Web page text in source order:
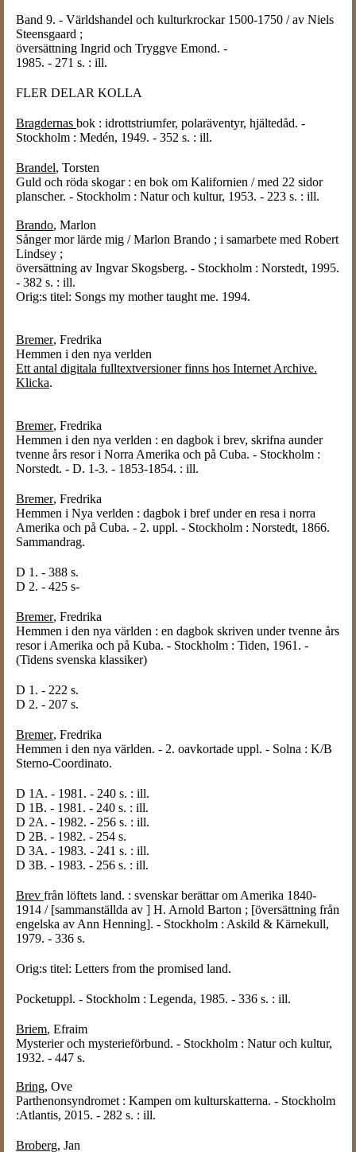
Band 9. - Världshandel och kulturkrockar 1500-1750 / av Niels
Steensgaard ;
översättning Ingrid och Tryggve Emond. -
1985. - 271 s. : ill.
FLER DELAR KOLLA
Bragdernas bok : idrottstriumfer, polaräventyr, hjältedåd. -
Stockholm : Medén, 1949. - 352 s. : ill.
Brandel, Torsten
Guld och röda skogar : en bok om Kalifornien / med 22 sidor
planscher. - Stockholm : Natur och kultur, 1953. - 223 s. : ill.
Brando, Marlon
Sånger mor lärde mig / Marlon Brando ; i samarbete med Robert
Lindsey ;
översättning av Ingvar Skogsberg. - Stockholm : Norstedt, 1995.
- 382 s. : ill.
Orig:s titel: Songs my mother taught me. 1994.
Bremer, Fredrika
Hemmen i den nya verlden
Ett antal digitala fulltextversioner finns hos Internet Archive.
Klicka.
Bremer, Fredrika
Hemmen i den nya verlden : en dagbok i brev, skrifna aunder
tvenne års resor i Norra Amerika och på Cuba. - Stockholm :
Norstedt. - D. 1-3. - 1853-1854. : ill.
Bremer, Fredrika
Hemmen i Nya verlden : dagbok i bref under en resa i norra
Amerika och på Cuba. - 2. uppl. - Stockholm : Norstedt, 1866.
Sammandrag.
D 1. - 388 s.
D 2. - 425 s-
Bremer, Fredrika
Hemmen i den nya världen : en dagbok skriven under tvenne års
resor i Amerika och på Kuba. - Stockholm : Tiden, 1961. -
(Tidens svenska klassiker)
D 1. - 222 s.
D 2. - 207 s.
Bremer, Fredrika
Hemmen i den nya världen. - 2. oavkortade uppl. - Solna : K/B
Sterno-Coordinato.
D 1A. - 1981. - 240 s. : ill.
D 1B. - 1981. - 240 s. : ill.
D 2A. - 1982. - 256 s. : ill.
D 2B. - 1982. - 254 s.
D 3A. - 1983. - 241 s. : ill.
D 3B. - 1983. - 256 s. : ill.
Brev från löftets land. : svenskar berättar om Amerika 1840-
1914 / [sammanställda av ] H. Arnold Barton ; [översättning från
engelska av Ann Henning]. - Stockholm : Askild & Kärnekull,
1979. - 336 s.
Orig:s titel: Letters from the promised land.
Pocketuppl. - Stockholm : Legenda, 1985. - 336 s. : ill.
Briem, Efraim
Mysterier och mysterieförbund. - Stockholm : Natur och kultur,
1932. - 447 s.
Bring, Ove
Parthenonsyndromet : Kampen om kulturskatterna. - Stockholm
:Atlantis, 2015. - 282 s. : ill.
Broberg, Jan